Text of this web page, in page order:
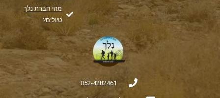
מהי חברת נלך
טיולים?
052-4282461